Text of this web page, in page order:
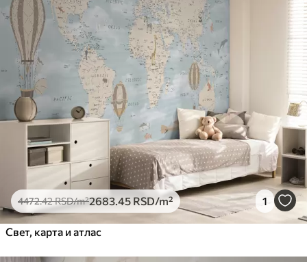
4472.42RSD/m²2683.45 RSD/m² 1
Свет, карта и атлас